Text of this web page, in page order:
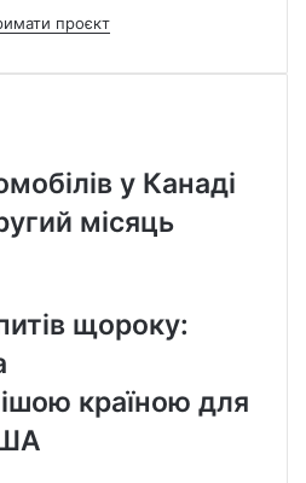
проєкт
у Канаді
місяць
щороку:
країною для